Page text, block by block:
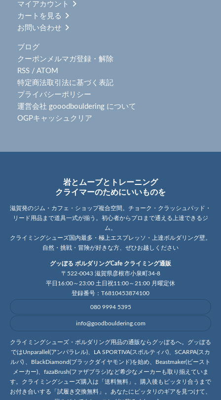
マイアカウント
カートを見る
お問い合わせ
ブログ
クーポンメルマガ登録・解除
RSS / ATOM
特定商法取引法に基づく表記
プライバシーポリシー
運営会社 gooodbouldering について
OGPキャッシュクリア
岩とムーブとトレーニング
クライマーのためにいいものを
滋賀発のジム・カフェ・ショップ複合空間。チョーク・クラッシュパッド・
リード用品まで道具一式が揃う。初心者からプロまで通える上達できるジ
ム。
クライミングシューズ国内最多・極上エスプレッソ・上達ボルダリング壁。
自然・挑戦・冒険が好きな方、ぜひお越しください
グッぼる ボルダリングCafe クライミング通販
〒522-0043 滋賀県彦根市小泉町34-8
平日16:00～23:00 土日祝11:00～21:00 月曜定休
登録番号：T6810453874100
080 9994 5395
info@goodbouldering.com
クライミングシューズ・ボルダリング用品の通販ならグッぼるへ。グッぼる
ではUnparallel(アンパラレル)、LA SPORTIVA(スポルティバ)、SCARPA(スカ
ルパ) 、BlackDiamond(ブラックダイヤモンド)を始め、Beastmaker(ビースト
メーカー)、fazaBrush(ファザブラシ)など希少なメーカーも取り揃えていま
す。クライミングシューズ購入は「送料無料」。購入後もピッタリ合うまで
お付き合いする「試履き交換無料」。あなたにピッタリのギアを見つけて、